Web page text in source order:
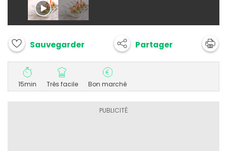
Sauvegarder Partager
15min Très facile Bon marché